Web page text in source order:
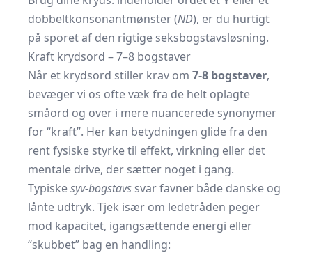
dobbeltkonsonant­mønster (ND), er du hurtigt
på sporet af den rigtige seksbogstavsløsning.
Kraft krydsord – 7–8 bogstaver
Når et krydsord stiller krav om 7-8 bogstaver,
bevæger vi os ofte væk fra de helt oplagte
småord og over i mere nuancerede synonymer
for “kraft”. Her kan betydningen glide fra den
rent fysiske styrke til effekt, virkning eller det
mentale drive, der sætter noget i gang.
Typiskesyv-bogstavs svar favner både danske og
lånte udtryk. Tjek især om ledetråden peger
mod kapacitet, igangsættende energi eller
“skubbet” bag en handling: